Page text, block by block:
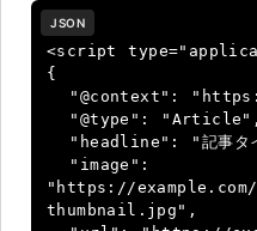
JSON
<script
{
"https://
thumbnail.jpg",